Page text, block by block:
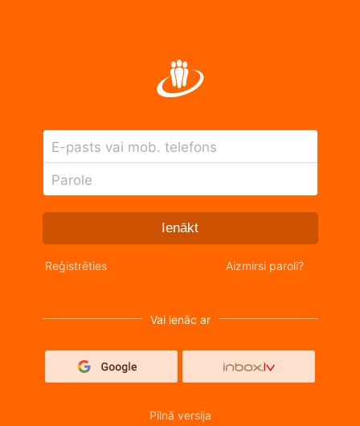
E-pasts vai mob. telefons
Parole
Ienākt
Reģistrēties Aizmirsi paroli?
Vai ienāc ar
Pilnā versija